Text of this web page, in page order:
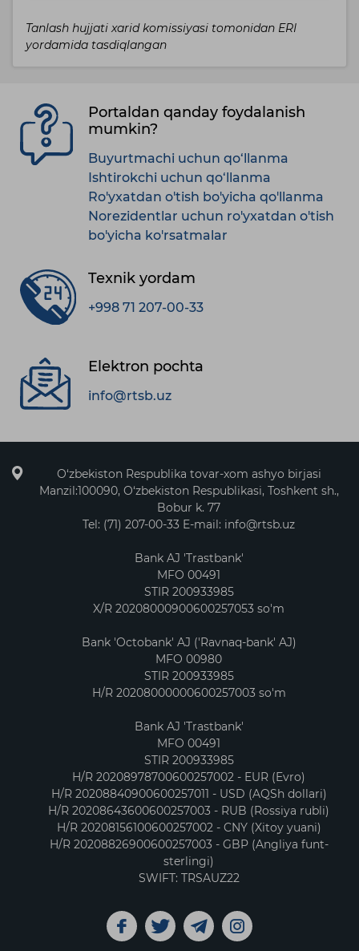
Tanlash hujjati xarid komissiyasi tomonidan ERI
yordamida tasdiqlangan
Portaldan qanday foydalanish
mumkin?
Buyurtmachi uchun qo‘llanma
Ishtirokchi uchun qo‘llanma
Ro'yxatdan o'tish bo'yicha qo'llanma
Norezidentlar uchun ro'yxatdan o'tish
bo'yicha ko'rsatmalar
Texnik yordam
+998 71 207-00-33
Elektron pochta
info@rtsb.uz
O‘zbekiston Respublika tovar-xom ashyo birjasi
Manzil:100090, O‘zbekiston Respublikasi, Toshkent sh.,
Bobur k. 77
Tel: (71) 207-00-33 E-mail: info@rtsb.uz
Bank AJ 'Trastbank'
MFO 00491
STIR 200933985
X/R 20208000900600257053 so'm
Bank 'Octobank' AJ ('Ravnaq-bank' AJ)
MFO 00980
STIR 200933985
H/R 20208000000600257003 so'm
Bank AJ 'Trastbank'
MFO 00491
STIR 200933985
H/R 20208978700600257002 - EUR (Evro)
H/R 20208840900600257011 - USD (AQSh dollari)
H/R 20208643600600257003 - RUB (Rossiya rubli)
H/R 20208156100600257002 - CNY (Xitoy yuani)
H/R 20208826900600257003 - GBP (Angliya funt-
sterlingi)
SWIFT: TRSAUZ22